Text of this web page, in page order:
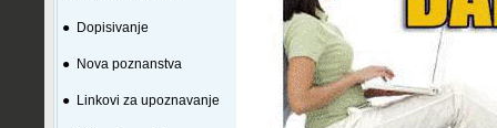
● Dopisivanje
● Nova poznanstva
● Linkovi za upoznavanje